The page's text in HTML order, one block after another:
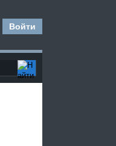
Войти